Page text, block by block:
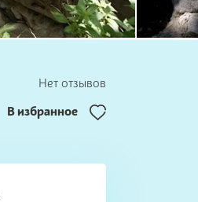
Нет отзывов
В избранное